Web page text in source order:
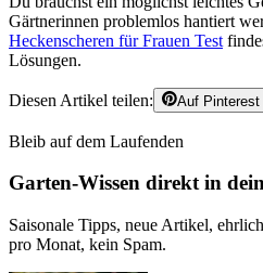
Gärtnerinnen problemlos hantiert
Heckenscheren für Frauen Test
Lösungen.
Diesen Artikel teilen: Auf Pinterest
Bleib auf dem Laufenden
Garten-Wissen direkt in
Saisonale Tipps, neue Artikel,
pro Monat, kein Spam.